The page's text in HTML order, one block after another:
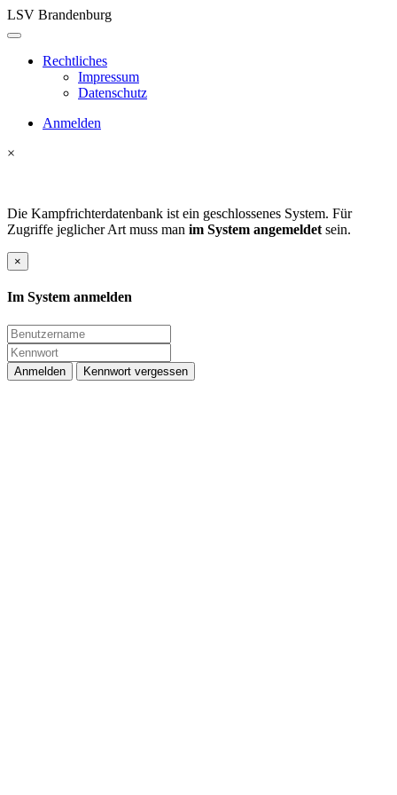
LSV Brandenburg
Rechtliches
Impressum
Datenschutz
Anmelden
×
Die Kampfrichterdatenbank ist ein geschlossenes System. Für
Zugriffe jeglicher Art muss man im System angemeldet sein.
×
Im System anmelden
Anmelden Kennwort vergessen